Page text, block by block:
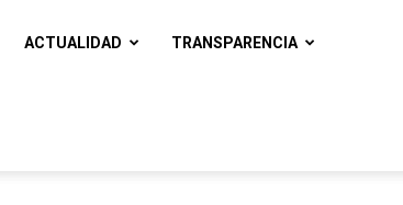
ACTUALIDAD TRANSPARENCIA